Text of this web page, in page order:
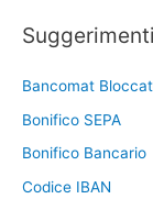
Suggerimenti
Bancomat
Bonifico SEPA
Bonifico Bancario
Codice IBAN